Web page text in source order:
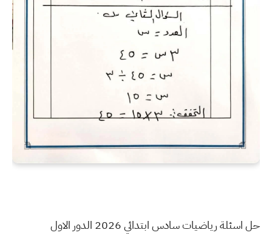
حل اسئلة رياضيات سادس ابتدائي 2026 الدور الاول